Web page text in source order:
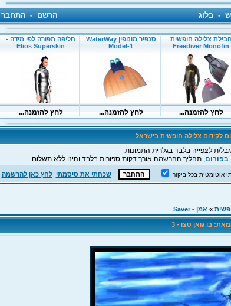
• בלוג הרשם • התחבר
לקידום צלילה חופשית בישראל
ת לצפייה בלבד בגלרית התמונות.
, תהליך ההרשמה אורך דקות ספורות בלבד והינו ללא תשלום.
בכל ביקור שכחתי את סיסמתי לחץ כאן להרשמה
» אמן - Saver
בו גואן טצו - 3